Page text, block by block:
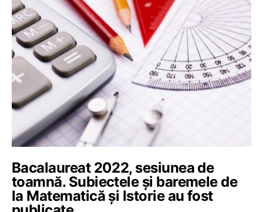
Bacalaureat 2022, sesiunea de
toamnă. Subiectele și baremele de
la Matematică și Istorie au fost